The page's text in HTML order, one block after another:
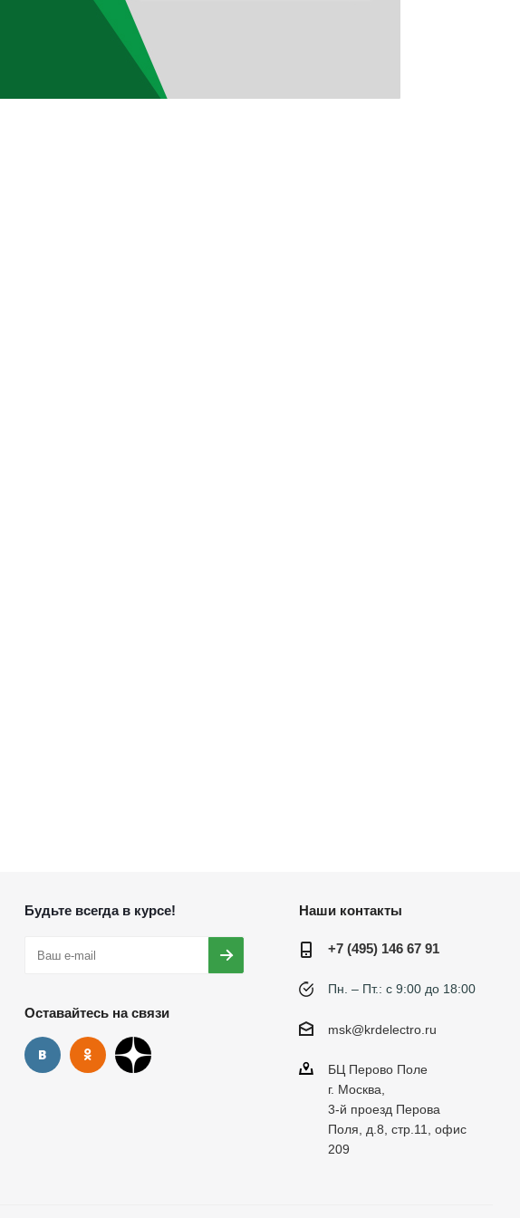
Будьте всегда в курсе!
Оставайтесь на связи
Наши контакты
+7 (495) 146 67 91
Пн. – Пт.: с 9:00 до 18:00
msk@krdelectro.ru
БЦ Перово Поле
г. Москва,
3-й проезд Перова
Поля, д.8, стр.11, офис
209